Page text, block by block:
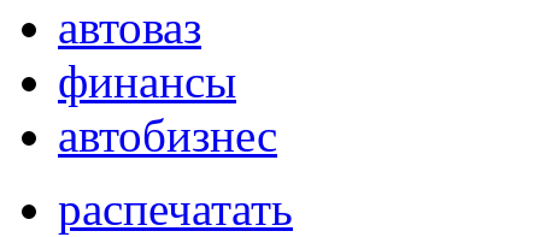
автоваз
финансы
автобизнес
распечатать